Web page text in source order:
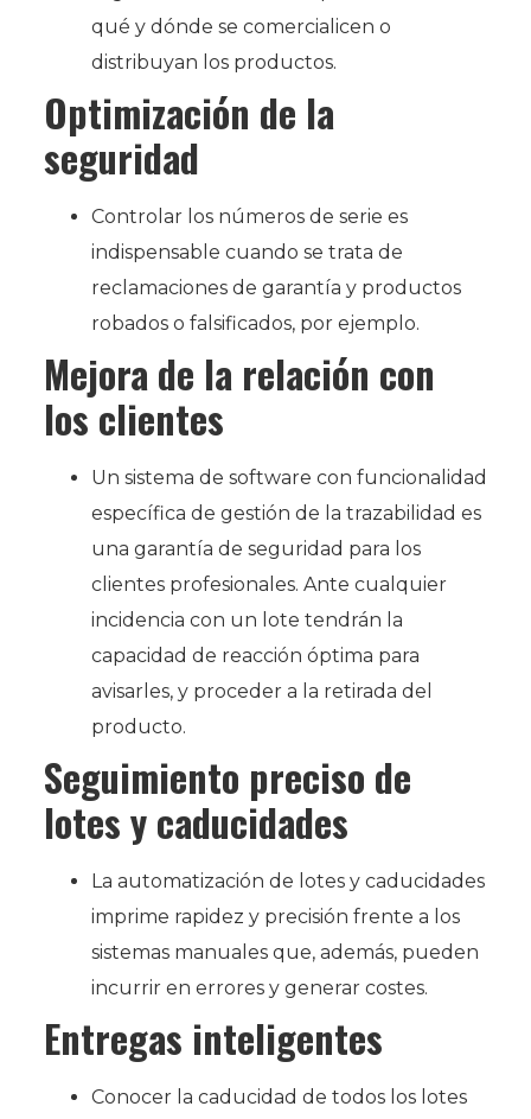
qué y dónde se comercialicen o
distribuyan los productos.
Optimización de la
seguridad
Controlar los números de serie es
indispensable cuando se trata de
reclamaciones de garantía y productos
robados o falsificados, por ejemplo.
Mejora de la relación con
los clientes
Un sistema de software con funcionalidad
específica de gestión de la trazabilidad es
una garantía de seguridad para los
clientes profesionales. Ante cualquier
incidencia con un lote tendrán la
capacidad de reacción óptima para
avisarles, y proceder a la retirada del
producto.
Seguimiento preciso de
lotes y caducidades
La automatización de lotes y caducidades
imprime rapidez y precisión frente a los
sistemas manuales que, además, pueden
incurrir en errores y generar costes.
Entregas inteligentes
Conocer la caducidad de todos los lotes